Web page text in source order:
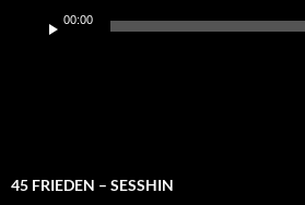
Player
00:00
45 FRIEDEN – SESSHIN